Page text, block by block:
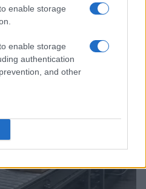
enable storage
enable storage
authentication
and other